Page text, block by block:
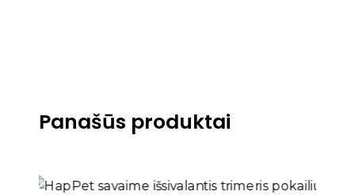
Panašūs produktai